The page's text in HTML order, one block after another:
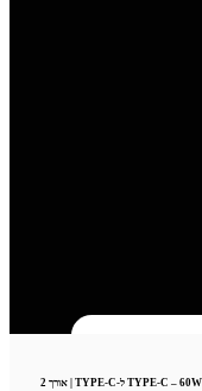
כבל מהיר TYPE-C – 60W ל-TYPE-C | אורך 2